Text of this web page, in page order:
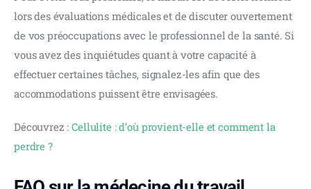
lors des évaluations médicales et de discuter ouvertement
de vos préoccupations avec le professionnel de la santé. Si
vous avez des inquiétudes quant à votre capacité à
effectuer certaines tâches, signalez-les afin que des
accommodations puissent être envisagées.
Découvrez : Cellulite : d’où provient-elle et comment la
perdre ?